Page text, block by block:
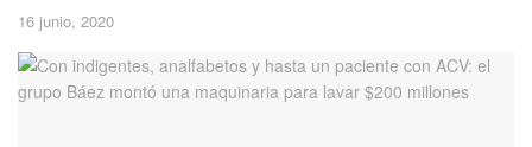
16 junio, 2020